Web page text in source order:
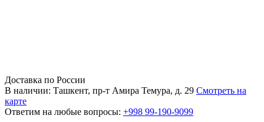
Доставка по России
В наличии: Ташкент, пр-т Амира Темура, д. 29 Смотреть на
карте
Ответим на любые вопросы: +998 99-190-9099